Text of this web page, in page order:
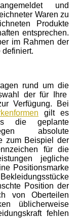
und
Waren zu
Produkte
entsprechen.
im Rahmen der
rund um die
der für Ihre
Verfügung. Bei
gilt es
die geplante
absolute
zum Beispiel der
für die
jegliche
Positionsmarke
Position der
von Oberteilen
üblicherweise
fehlen